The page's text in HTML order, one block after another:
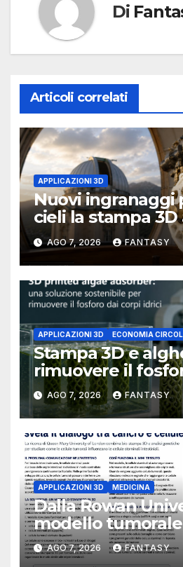
Di
Articoli correlati
APPLICAZIONI 3D
Nuovi ingranaggi
cieli la stampa
un osservatorio
University of
Little Rock
AGO 7, 2026 FANTASY
APPLICAZIONI 3D ECONOMIA
Stampa 3D e
rimuovere il
acque il progetto
Florida Atlantic
AGO 7, 2026 FANTASY
APPLICAZIONI 3D MEDICINA
Dalla Rowan
modello
studiare il
e cellule staminali
AGO 7, 2026 FANTASY